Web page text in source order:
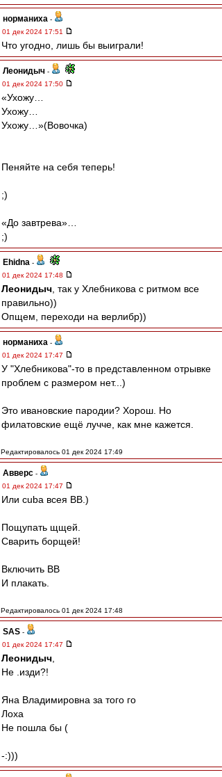
норманиха -
01 дек 2024 17:51
Что угодно, лишь бы выиграли!
Леонидыч -
01 дек 2024 17:50
«Ухожу…
Ухожу…
Ухожу…»(Вовочка)
Пеняйте на себя теперь!
;)
«До завтрева»…
;)
Ehidna -
01 дек 2024 17:48
Леонидыч , так у Хлебникова с ритмом все
правильно))
Опщем, переходи на верлибр))
норманиха -
01 дек 2024 17:47
У "Хлебникова"-то в представленном отрывке
проблем с размером нет...)
Это ивановские пародии? Хорош. Но
филатовские ещё лучче, как мне кажется.
Редактировалось 01 дек 2024 17:49
Авверс -
01 дек 2024 17:47
Или cuba всея ВВ.)
Пощупать щщей.
Сварить борщей!
Включить ВВ
И плакать.
Редактировалось 01 дек 2024 17:48
SAS -
01 дек 2024 17:47
Леонидыч
Не .изди?!
Яна Владимировна за того го
Лоха
Не пошла бы (
-:)))